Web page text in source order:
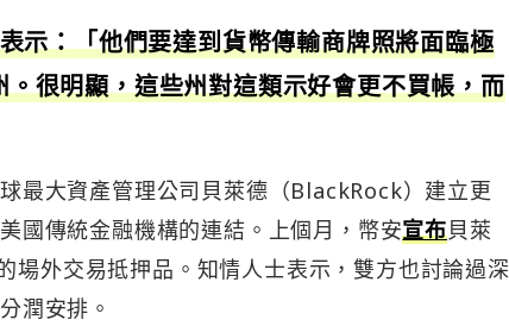
示：「他們要達到貨幣傳輸商牌照將面臨極
很明顯，這些州對這類示好會更不買帳，而
最大資產管理公司貝萊德（BlackRock）建立更
國傳統金融機構的連結。上個月，幣安宣布貝萊
外交易抵押品。知情人士表示，雙方也討論過深
潤安排。